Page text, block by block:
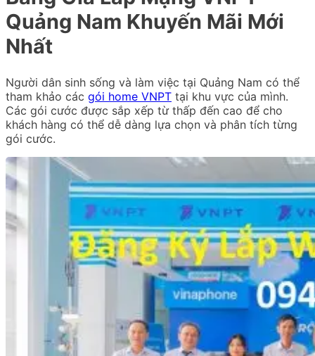
Quảng Nam Khuyến Mãi Mới
Nhất
Người dân sinh sống và làm việc tại Quảng Nam có thể
tham khảo các gói home VNPT tại khu vực của mình.
Các gói cước được sắp xếp từ thấp đến cao để cho
khách hàng có thể dễ dàng lựa chọn và phân tích từng
gói cước.